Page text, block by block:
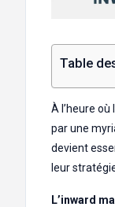
Table
À l’heure
par une
devient
leur
L’inward